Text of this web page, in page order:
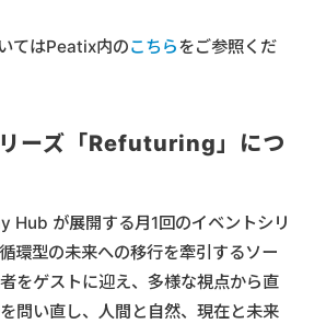
てはPeatix内のこちらをご参照くだ
ーズ「Refuturing」につ
Hub が展開する月1回のイベントシリ
環型の未来への移行を牽引するソー
をゲストに迎え、多様な視点から直
問い直し、人間と自然、現在と未来